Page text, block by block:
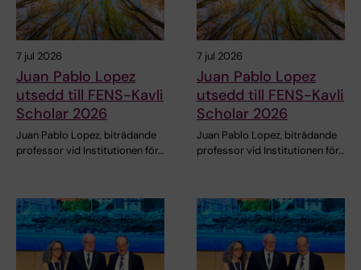
7 jul 2026
Juan Pablo Lopez
utsedd till FENS-Kavli
Scholar 2026
Juan Pablo Lopez, biträdande
professor vid Institutionen för…
7 jul 2026
Juan Pablo Lopez
utsedd till FENS-Kavli
Scholar 2026
Juan Pablo Lopez, biträdande
professor vid Institutionen för…